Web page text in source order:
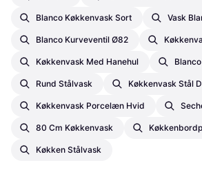
Blanco Køkkenvask Sort Vask
Blanco Kurveventil Ø82
Køkkenvask Med Hanehul
Rund Stålvask Køkkenvask Stål
Køkkenvask Porcelæn Hvid
80 Cm Køkkenvask
Køkken Stålvask